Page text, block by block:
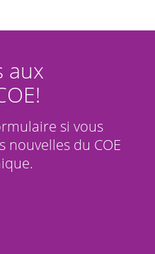
aux
si vous
nouvelles du COE